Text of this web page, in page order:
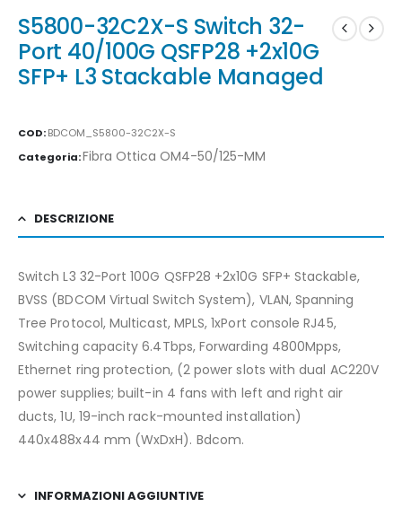
S5800-32C2X-S Switch 32-
Port 40/100G QSFP28 +2x10G
SFP+ L3 Stackable Managed
COD:BDCOM_S5800-32C2X-S
Categoria:Fibra Ottica OM4-50/125-MM
DESCRIZIONE
Switch L3 32-Port 100G QSFP28 +2x10G SFP+ Stackable,
BVSS (BDCOM Virtual Switch System), VLAN, Spanning
Tree Protocol, Multicast, MPLS, 1xPort console RJ45,
Switching capacity 6.4Tbps, Forwarding 4800Mpps,
Ethernet ring protection, (2 power slots with dual AC220V
power supplies; built-in 4 fans with left and right air
ducts, 1U, 19-inch rack-mounted installation)
440x488x44 mm (WxDxH). Bdcom.
INFORMAZIONI AGGIUNTIVE